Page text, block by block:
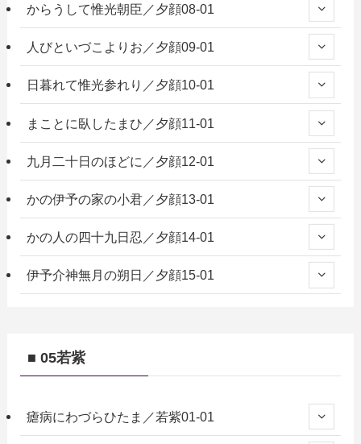
からうして惟光朝臣／夕顔08-01
人びといづこよりお／夕顔09-01
日暮れて惟光参れり／夕顔10-01
まことに臥したまひ／夕顔11-01
九月二十日のほどに／夕顔12-01
かの伊予の家の小君／夕顔13-01
かの人の四十九日忍／夕顔14-01
伊予介神無月の朔日／夕顔15-01
■ 05若紫
瘧病にわづらひたま／若紫01-01